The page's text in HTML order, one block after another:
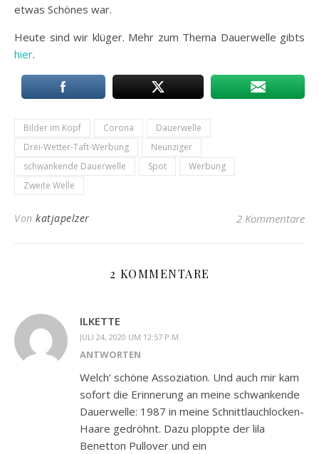
etwas Schönes war.
Heute sind wir klüger. Mehr zum Thema Dauerwelle gibts
hier.
Bilder im Kopf Corona
Dauerwelle
Drei-Wetter-Taft-Werbung
Neunziger
schwankende Dauerwelle
Spot
Werbung
Zweite Welle
Von katjapelzer 2 Kommentare
2 KOMMENTARE
ILKETTE
JULI 24, 2020 UM 12:57 P.M.
ANTWORTEN
Welch‘ schöne Assoziation. Und auch mir kam
sofort die Erinnerung an meine schwankende
Dauerwelle: 1987 in meine Schnittlauchlocken-
Haare gedröhnt. Dazu ploppte der lila
Benetton Pullover und ein